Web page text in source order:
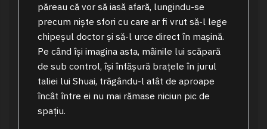
păreau că vor să iasă afară, lungindu-se
precum niște sfori cu care ar fi vrut să-l lege
chipeșul doctor și să-l urce direct în mașină.
Pe când își imagina asta, mâinile lui scăpară
de sub control, își înfășură brațele în jurul
taliei lui Shuai, trăgându-l atât de aproape
încât între ei nu mai rămase niciun pic de
spațiu.